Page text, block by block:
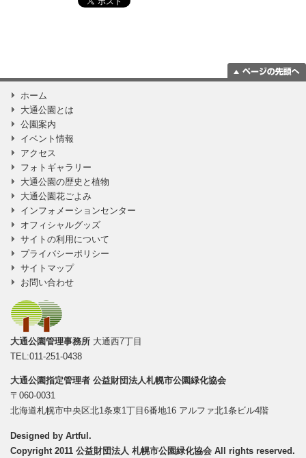
ホーム
大通公園とは
公園案内
イベント情報
アクセス
フォトギャラリー
大通公園の歴史と植物
大通公園花ごよみ
インフォメーションセンター
オフィシャルグッズ
サイトの利用について
プライバシーポリシー
サイトマップ
お問い合わせ
大通公園管理事務所 大通西7丁目
TEL:011-251-0438
大通公園指定管理者 公益財団法人札幌市公園緑化協会
〒060-0031
北海道札幌市中央区北1条東1丁目6番地16 アルファ北1条ビル4階
Designed by Artful .
Copyright 2011 公益財団法人 札幌市公園緑化協会 All rights reserved.